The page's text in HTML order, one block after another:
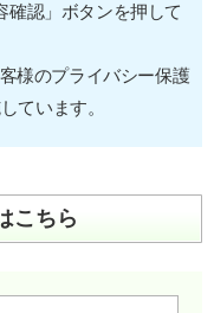
確認」ボタンを押して
様のプライバシー保護
ています。
こちら